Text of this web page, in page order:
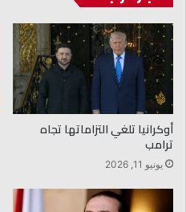
أوكرانيا تلغي التزاماتها تجاه
ترامب
يونيو 11, 2026